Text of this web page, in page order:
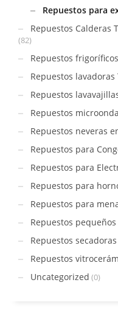
Repuestos para
Repuestos Calderas
(82)
Repuestos
Repuestos lavadoras
Repuestos
Repuestos
Repuestos neveras
Repuestos para
Repuestos para
Repuestos para
Repuestos para
Repuestos
Repuestos
Repuestos
Uncategorized (0)